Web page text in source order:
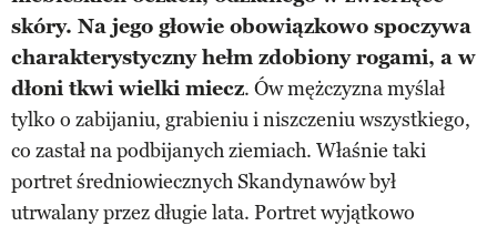
skóry. Na jego głowie obowiązkowo spoczywa
charakterystyczny hełm zdobiony rogami, a w
dłoni tkwi wielki miecz. Ów mężczyzna myślał
tylko o zabijaniu, grabieniu i niszczeniu wszystkiego,
co zastał na podbijanych ziemiach. Właśnie taki
portret średniowiecznych Skandynawów był
utrwalany przez długie lata. Portret wyjątkowo